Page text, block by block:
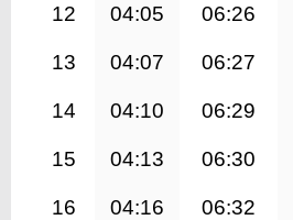
12 04:05 06:26
13 04:07 06:27
14 04:10 06:29
15 04:13 06:30
16 04:16 06:32